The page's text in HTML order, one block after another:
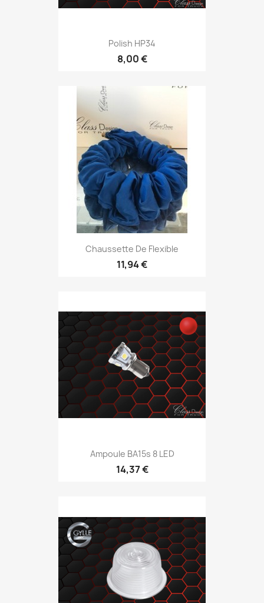
Polish HP34
8,00 €
Chaussette De Flexible
11,94 €
Ampoule BA15s 8 LED
14,37 €